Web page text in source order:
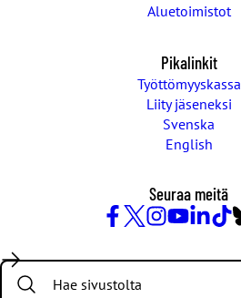
Aluetoimistot
Pikalinkit
Työttömyyskassa
Liity jäseneksi
Svenska
English
Seuraa meitä
/
Twitter
Search: